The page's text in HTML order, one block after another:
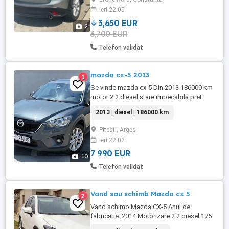
2
ieri 22:05
3,650 EUR
3,700 EUR
Telefon validat
10
1 mazda cx-5 2013
Se vinde mazda cx-5 Din 2013 186000 km
motor 2.2 diesel stare impecabila pret
2013 | diesel | 186000 km
Pitesti, Arges
ieri 22:02
7 990 EUR
Telefon validat
2 Vand sau schimb Mazda cx 5
Vand schimb Mazda CX-5 Anul de
fabricatie: 2014 Motorizare 2.2 diesel 175